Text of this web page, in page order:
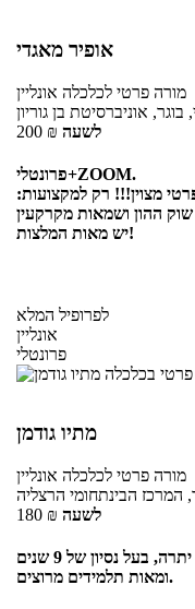
אופיר מאגדי
מורה פרטי לכלכלה אונליין
אוניברסיטת בן גוריון
200 ₪ לשעה
פרונטלי+ZOOM.
מצוין!!! רק למקצועות:
יש מאות המלצות!
לפרופיל המלא
אונליין
פרונטלי
מתיו גודמן
מורה פרטי לכלכלה אונליין
המרכז הבינתחומי הרצליה
180 ₪ לשעה
בוגר תואר ראשון בכלכלה בהצטיינות יתרה, בעל נסיון של 9 שנים
ומאות תלמידים מרוצים.